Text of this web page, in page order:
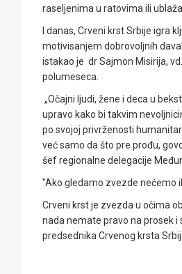
raseljenima u ratovima ili
I danas, Crveni krst Srbije igra
motivisanjem dobrovoljnih
istakao je dr Sajmon Misirija,
polumeseca.
„Očajni ljudi, žene i deca u
upravo kako bi takvim
po svojoj privrženosti
već samo da što pre prođu,
šef regionalne delegacije
"Ako gledamo zvezde nećemo
Crveni krst je zvezda u očima
nada nemate pravo na prosek i
predsednika Crvenog krsta